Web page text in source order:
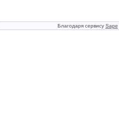
Благодаря сервису Sape